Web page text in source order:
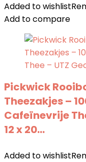
Added to wishlist
Add to compare
Pickwick
Theezakjes –
Cafeïnevrije
12 x 20…
Added to wishlist